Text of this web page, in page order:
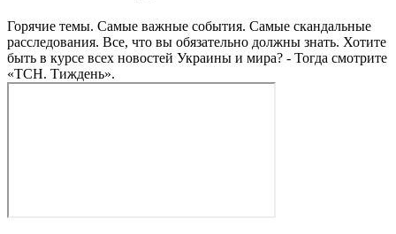
Горячие темы. Самые важные события. Самые скандальные
расследования. Все, что вы обязательно должны знать. Хотите
быть в курсе всех новостей Украины и мира? - Тогда смотрите
«ТСН. Тиждень».